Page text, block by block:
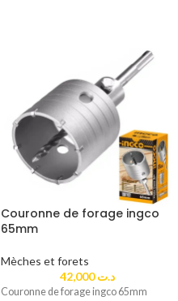
Couronne de forage ingco
65mm
Mèches et forets
د.ت42,000
Couronne de forage ingco 65mm